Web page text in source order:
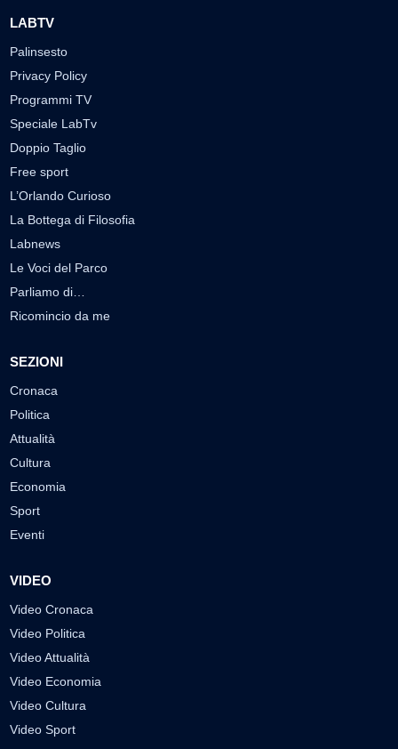
LABTV
Palinsesto
Privacy Policy
Programmi TV
Speciale LabTv
Doppio Taglio
Free sport
L’Orlando Curioso
La Bottega di Filosofia
Labnews
Le Voci del Parco
Parliamo di…
Ricomincio da me
SEZIONI
Cronaca
Politica
Attualità
Cultura
Economia
Sport
Eventi
VIDEO
Video Cronaca
Video Politica
Video Attualità
Video Economia
Video Cultura
Video Sport